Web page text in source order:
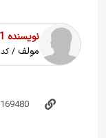
نویسنده 11
مولف / کد